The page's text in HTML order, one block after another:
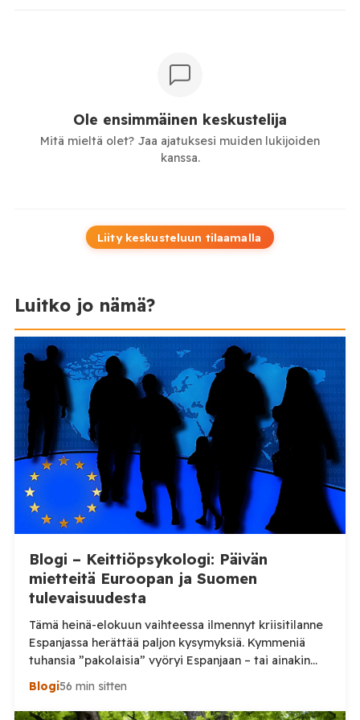
Ole ensimmäinen keskustelija
Mitä mieltä olet? Jaa ajatuksesi muiden lukijoiden
kanssa.
Liity keskusteluun tilaamalla
Luitko jo nämä?
Blogi – Keittiöpsykologi: Päivän
mietteitä Euroopan ja Suomen
tulevaisuudesta
Tämä heinä-elokuun vaihteessa ilmennyt kriisitilanne
Espanjassa herättää paljon kysymyksiä. Kymmeniä
tuhansia ”pakolaisia” vyöryi Espanjaan – tai ainakin
tuhansia, kun en aivan tarkkaa tilannetta tiedä.
Viimeisin tieto, jonka näin oli perjantai-illalta
somepäivityksessä n. 60 000, eli aivan järjetön määrä.
Blogi56 min sitten